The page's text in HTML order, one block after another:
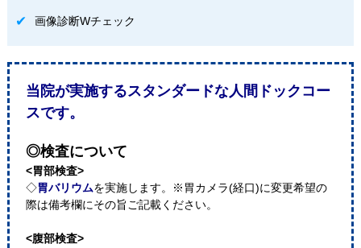
画像診断Wチェック
当院が実施するスタンダードな人間ドックコー
スです。
◎検査について
<胃部検査>
◇胃バリウムを実施します。※胃カメラ(経口)に変更希望の
際は備考欄にその旨ご記載ください。
<腹部検査>